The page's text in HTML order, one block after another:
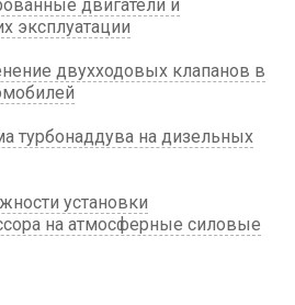
двигатели и
эксплуатации
двухходовых клапанов в
турбонаддува на дизельных
установки
на атмосферные силовые